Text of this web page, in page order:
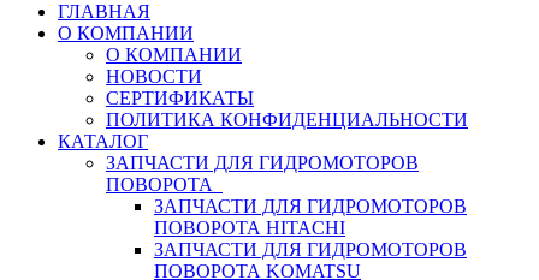
ГЛАВНАЯ
О КОМПАНИИ
О КОМПАНИИ
НОВОСТИ
СЕРТИФИКАТЫ
ПОЛИТИКА КОНФИДЕНЦИАЛЬНОСТИ
КАТАЛОГ
ЗАПЧАСТИ ДЛЯ ГИДРОМОТОРОВ
ПОВОРОТА
ЗАПЧАСТИ ДЛЯ ГИДРОМОТОРОВ
ПОВОРОТА HITACHI
ЗАПЧАСТИ ДЛЯ ГИДРОМОТОРОВ
ПОВОРОТА KOMATSU